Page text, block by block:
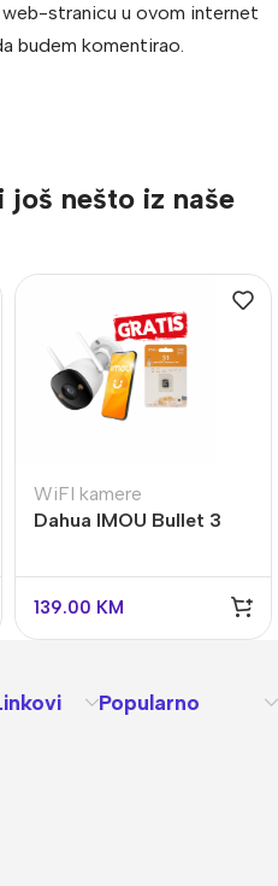
stranicu u ovom internet
budem komentirao.
još nešto iz naše
WiFI kamere
Dahua IMOU Bullet 3
gratis 128 GB – novo
139.00 KM
Popularno